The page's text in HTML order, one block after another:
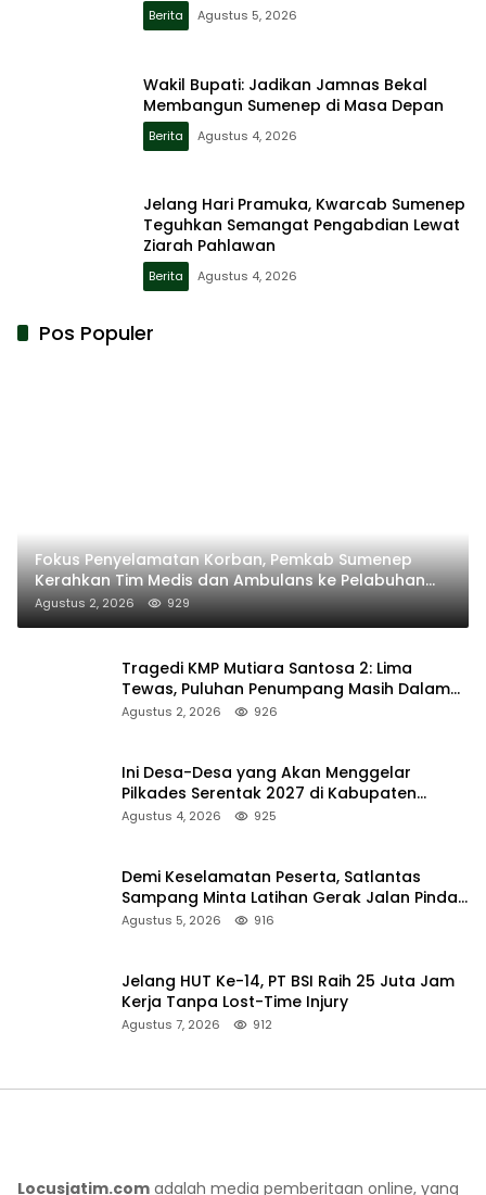
Berita Agustus 5, 2026
Wakil Bupati: Jadikan Jamnas Bekal
Membangun Sumenep di Masa Depan
Berita Agustus 4, 2026
Jelang Hari Pramuka, Kwarcab Sumenep
Teguhkan Semangat Pengabdian Lewat
Ziarah Pahlawan
Berita Agustus 4, 2026
Pos Populer
Fokus Penyelamatan Korban, Pemkab Sumenep
Kerahkan Tim Medis dan Ambulans ke Pelabuhan
Kalianget
Agustus 2, 2026 929
Tragedi KMP Mutiara Santosa 2: Lima
Tewas, Puluhan Penumpang Masih Dalam
Pencarian
Agustus 2, 2026 926
Ini Desa-Desa yang Akan Menggelar
Pilkades Serentak 2027 di Kabupaten
Sumenep
Agustus 4, 2026 925
Demi Keselamatan Peserta, Satlantas
Sampang Minta Latihan Gerak Jalan Pindah
ke Lokasi Aman
Agustus 5, 2026 916
Jelang HUT Ke-14, PT BSI Raih 25 Juta Jam
Kerja Tanpa Lost-Time Injury
Agustus 7, 2026 912
Locusjatim.com adalah media pemberitaan online, yang